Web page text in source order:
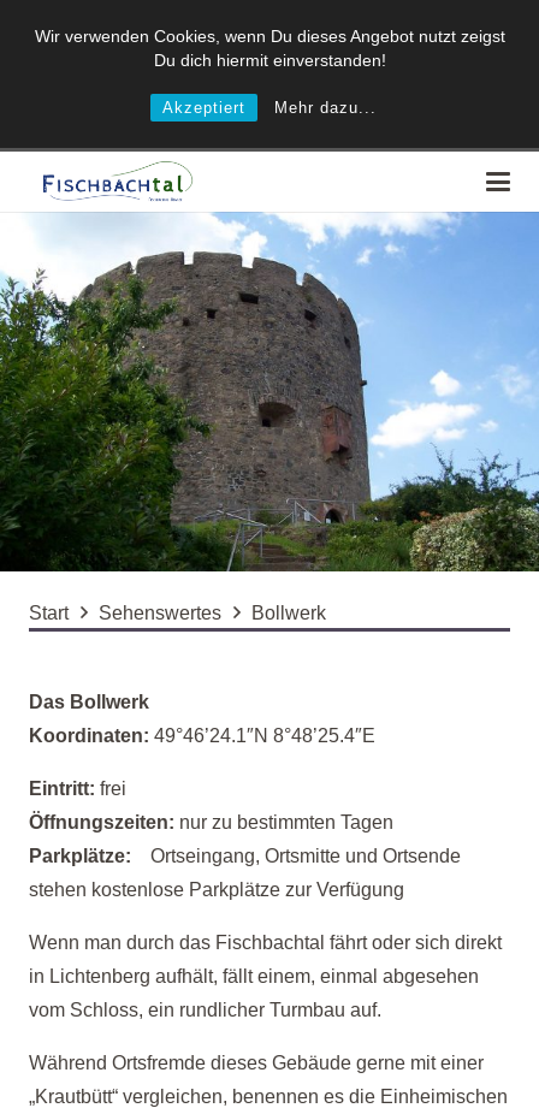
Wir verwenden Cookies, wenn Du dieses Angebot nutzt zeigst
Du dich hiermit einverstanden!
Akzeptiert Mehr dazu...
Start Sehenswertes Bollwerk
Das Bollwerk
Koordinaten: 49°46’24.1″N 8°48’25.4″E
Eintritt: frei
Öffnungszeiten: nur zu bestimmten Tagen
Parkplätze:
Ortseingang, Ortsmitte und Ortsende
stehen kostenlose Parkplätze zur Verfügung
Wenn man durch das Fischbachtal fährt oder sich direkt
in Lichtenberg aufhält, fällt einem, einmal abgesehen
vom Schloss, ein rundlicher Turmbau auf.
Während Ortsfremde dieses Gebäude gerne mit einer
„Krautbütt“ vergleichen, benennen es die Einheimischen